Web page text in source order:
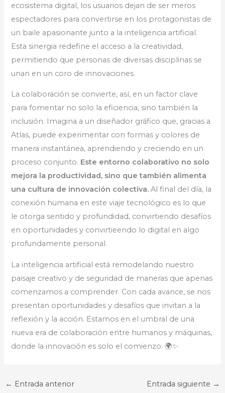
ecosistema digital, los usuarios dejan de ser meros
espectadores para convertirse en los protagonistas de
un baile apasionante junto a la inteligencia artificial.
Esta sinergia redefine el acceso a la creatividad,
permitiendo que personas de diversas disciplinas se
unan en un coro de innovaciones.
La colaboración se convierte, así, en un factor clave
para fomentar no solo la eficiencia, sino también la
inclusión. Imagina a un diseñador gráfico que, gracias a
Atlas, puede experimentar con formas y colores de
manera instantánea, aprendiendo y creciendo en un
proceso conjunto. Este entorno colaborativo no solo
mejora la productividad, sino que también alimenta
una cultura de innovación colectiva. Al final del día, la
conexión humana en este viaje tecnológico es lo que
le otorga sentido y profundidad, convirtiendo desafíos
en oportunidades y convirtieendo lo digital en algo
profundamente personal.
La inteligencia artificial está remodelando nuestro
paisaje creativo y de seguridad de maneras que apenas
comenzamos a comprender. Con cada avance, se nos
presentan oportunidades y desafíos que invitan a la
reflexión y la acción. Estamos en el umbral de una
nueva era de colaboración entre humanos y máquinas,
donde la innovación es solo el comienzo. 🌍✨
← Entrada anterior Entrada siguiente →